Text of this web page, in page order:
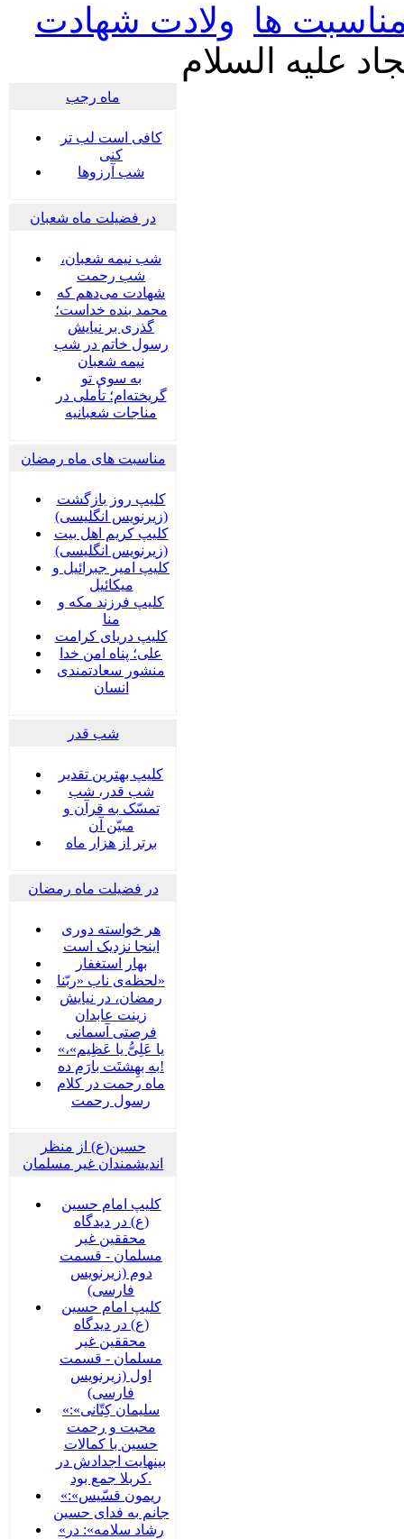
ها
ولادت شهادت
علیه السلام
ماه رجب
کافی است لب تر
کنی
شب آرزوها
در فضیلت ماه شعبان
شب نیمه شعبان،
شب رحمت
شهادت می‌دهم که
محمد بنده خداست؛
گذری بر نیایش
رسول خاتم در شب
نیمه شعبان
به سوی تو
گریخته‌ام؛ تأملی در
مناجات شعبانیه
مناسبت های ماه رمضان
کلیپ روز بازگشت
(زیرنویس انگلیسی)
کلیپ کریم اهل بیت
(زیرنویس انگلیسی)
کلیپ امیر جبرائیل و
میکائیل
کلیپ فرزند مکه و
منا
کلیپ دریای کرامت
علی؛ پناه امن خدا
منشور سعادتمندی
انسان
شب قدر
کلیپ بهترین تقدیر
شب قدر، شب
تمسّک به قرآن و
مبیّن آن
برتر از هزار ماه
در فضیلت ماه رمضان
هر خواسته دوری
اینجا نزدیک است
بهار استغفار
لحظه‌ی ناب «ربّنا»
رمضان، در نیایش
زینت عابدان
فرصتی آسمانی
«یا عَلِیُّ یا عَظِیم»،
به بهِشتَت بارَم ده!
ماه رحمت در کلام
رسول رحمت
حسین(ع) از منظر
اندیشمندان غیر مسلمان
کلیپ امام حسین
(ع) در دیدگاه
محققین غیر
مسلمان - قسمت
دوم (زیرنویس
فارسی)
کلیپ امام حسین
(ع) در دیدگاه
محققین غیر
مسلمان - قسمت
اول (زیرنویس
فارسی)
«سلیمان کِتّانی»:
محبت و رحمت
حسین با کمالات
بینهایت اجدادش در
کربلا جمع بود.
«ریمون قسّیس»:
جانم به فدای حسین
«رشاد سلامه»: در